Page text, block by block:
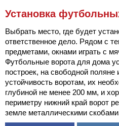
Установка
Выбрать место, где будет
ответственное дело. Рядом с
предметами, окнами играть с
Футбольные ворота для дома
построек, на свободной
устойчивость воротам, их
глубиной не менее 200 мм, и
периметру нижний край ворот
земле металлическими